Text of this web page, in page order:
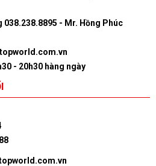
038.238.8895 - Mr. Hồng Phúc
- 20h30 hàng ngày